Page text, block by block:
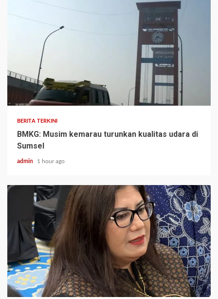
BERITA TERKINI
BMKG: Musim kemarau turunkan kualitas udara di
Sumsel
admin 1 hour ago